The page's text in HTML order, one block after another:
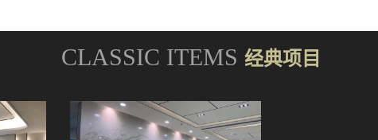
CLASSIC ITEMS 经典项目